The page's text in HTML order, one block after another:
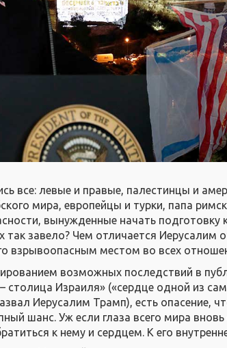
все: левые и правые, палестинцы и
мира, европейцы и турки, папа
вынужденные начать
так завело? Чем отличается Иерусалим
взрывоопасным местом во всех
возможных последствий в
столица Израиля» («сердце одной из
Иерусалим Трамп), есть опасение,
шанс. Уж если глаза всего мира
к нему и сердцем. К его